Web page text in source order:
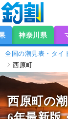
神奈川県
全国の潮見表・タイ
西原町
西原町の